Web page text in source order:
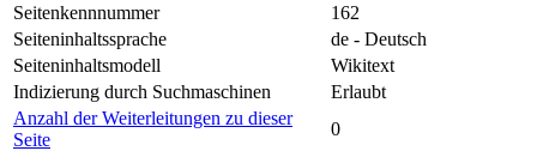
Seitenkennnummer
162
Seiteninhaltssprache
de - Deutsch
Seiteninhaltsmodell
Wikitext
Indizierung durch Suchmaschinen
Erlaubt
Anzahl der Weiterleitungen zu dieser
Seite
0